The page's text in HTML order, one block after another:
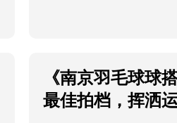
《南京羽毛球球
最佳拍档，挥洒